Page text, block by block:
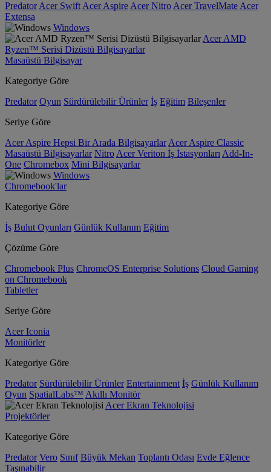
Predator Acer Swift Acer Aspire Acer Nitro Acer TravelMate Acer
Extensa
Windows
Acer AMD
Ryzen™ Serisi Dizüstü Bilgisayarlar
Masaüstü Bilgisayar
Kategoriye Göre
Predator Oyun Sürdürülebilir Ürünler İş Eğitim Bileşenler
Seriye Göre
Acer Aspire Hepsi Bir Arada Bilgisayarlar Acer Aspire Classic
Masaüstü Bilgisayarlar Nitro Acer Veriton İş İstasyonları Add-In-
One Chromebox Mini Bilgisayarlar
Windows
Chromebook'lar
Kategoriye Göre
İş Bulut Oyunları Günlük Kullanım Eğitim
Çözüme Göre
Chromebook Plus ChromeOS Enterprise Solutions Cloud Gaming
on Chromebook
Tabletler
Seriye Göre
Acer Iconia
Monitörler
Kategoriye Göre
Predator Sürdürülebilir Ürünler Entertainment İş Günlük Kullanım
Oyun SpatialLabs™ Akıllı Monitör
Acer Ekran Teknolojisi
Projektörler
Kategoriye Göre
Predator Vero Sınıf Büyük Mekan Toplantı Odası Evde Eğlence
Taşınabilir